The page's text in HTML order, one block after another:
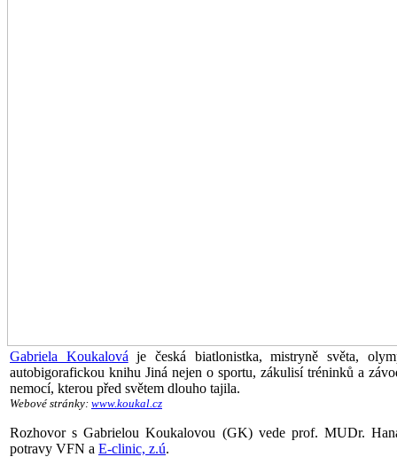
Gabriela Koukalová je česká biatlonistka, mistryně světa,
autobigorafickou knihu Jiná nejen o sportu, zákulisí tréninků a
nemocí, kterou před světem dlouho tajila.
Webové stránky: www.koukal.cz
Rozhovor s Gabrielou Koukalovou (GK) vede prof. MUDr.
potravy VFN a E-clinic, z.ú.